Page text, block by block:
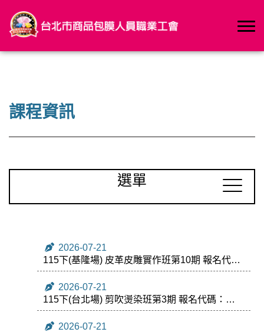
課程資訊
選單
2026-07-21
115下(基隆場) 皮革皮雕實作班第10期 報名代碼
173086
2026-07-21
115下(台北場) 剪吹燙染班第3期 報名代碼：
173299
2026-07-21